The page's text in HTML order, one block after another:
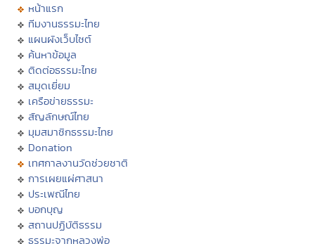
หน้าแรก
ทีมงานธรรมะไทย
แผนผังเว็บไซต์
ค้นหาข้อมูล
ติดต่อธรรมะไทย
สมุดเยี่ยม
เครือข่ายธรรมะ
สัญลักษณ์ไทย
มุมสมาชิกธรรมะไทย
Donation
เทศกาลงานวัดช่วยชาติ
การเผยแผ่ศาสนา
ประเพณีไทย
บอกบุญ
สถานปฏิบัติธรรม
ธรรมะจากหลวงพ่อ